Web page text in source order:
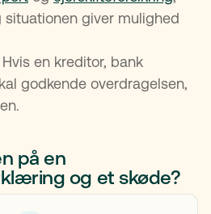
opdateres
giver mulighed
Hvis en kreditor, bank
godkende overdragelsen,
på en
og et skøde?